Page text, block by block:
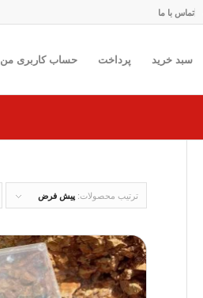
تماس با ما
سبد خرید پرداخت حساب کاربری من
ترتیب محصولات: پیش فرض